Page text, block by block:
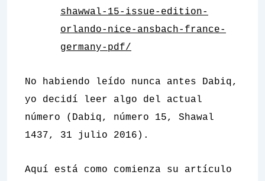
shawwal-15-issue-edition-
orlando-nice-ansbach-france-
germany-pdf/
No habiendo leído nunca antes Dabiq,
yo decidí leer algo del actual
número (Dabiq, número 15, Shawal
1437, 31 julio 2016).
Aquí está como comienza su artículo